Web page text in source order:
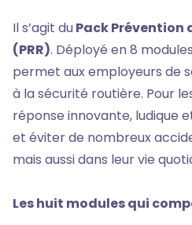
Il s’agit duPack Prévention
(PRR). Déployé en 8
permet aux employeurs de
à la sécurité routière. Pour
réponse innovante, ludique
et éviter de nombreux
mais aussi dans leur vie
Les huit modules qui